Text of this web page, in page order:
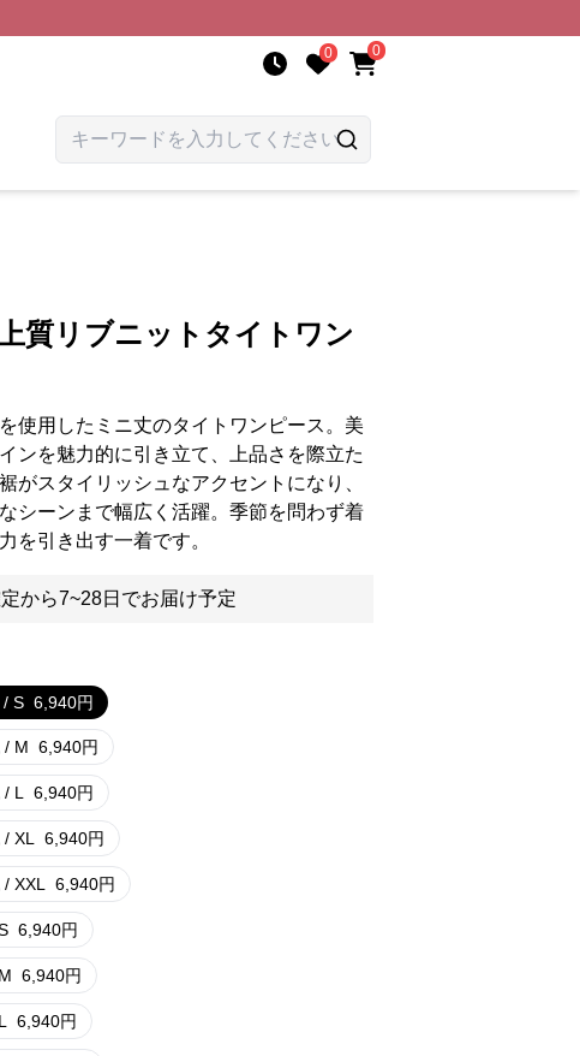
0 0
質リブニットタイトワン
使用したミニ丈のタイトワンピース。美
ンを魅力的に引き立て、上品さを際立た
がスタイリッシュなアクセントになり、
シーンまで幅広く活躍。季節を問わず着
を引き出す一着です。
から7~28日でお届け予定
/ S 6,940円
/ M 6,940円
L 6,940円
XL 6,940円
XXL 6,940円
6,940円
6,940円
6,940円